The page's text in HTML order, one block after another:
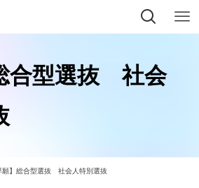
合型選抜 社会
願】総合型選抜 社会人特別選抜